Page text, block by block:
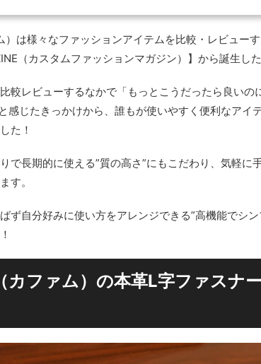
）は様々なファッションアイテムを比較・レビュー
（カスタムファッションマガジン）】から誕生した
較レビューするなかで「もっとこうだったら良い
感じたきっかけから、誰もが使いやすく便利なアイ
た！
で長期的に使える”質の高さ”にもこだわり、気軽に
す。
ず自分好みに使い方をアレンジできる”高機能でシ
カファム）の本革L字ファスナ